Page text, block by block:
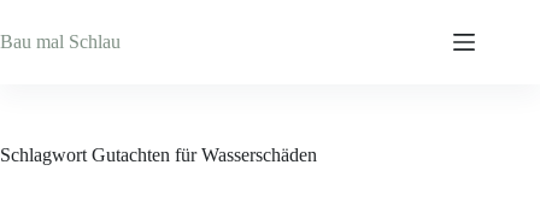
Inhalt
springen
Bau mal Schlau
Schlagwort Gutachten für Wasserschäden